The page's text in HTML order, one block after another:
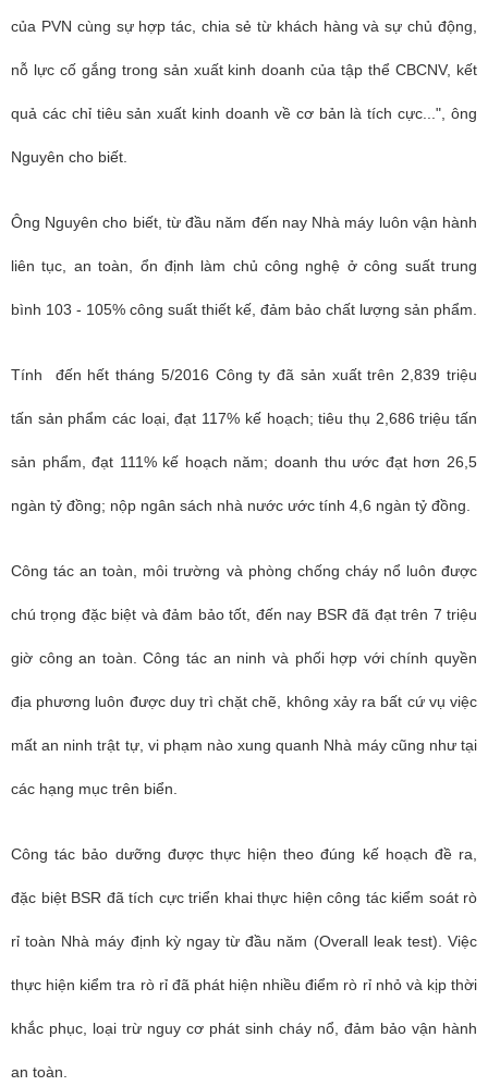
của PVN cùng sự hợp tác, chia sẻ từ khách hàng và sự chủ động,
nỗ lực cố gắng trong sản xuất kinh doanh của tập thể CBCNV, kết
quả các chỉ tiêu sản xuất kinh doanh về cơ bản là tích cực...", ông
Nguyên cho biết.
Ông Nguyên cho biết, từ đầu năm đến nay Nhà máy luôn vận hành
liên tục, an toàn, ổn định làm chủ công nghệ ở công suất trung
bình 103 - 105% công suất thiết kế, đảm bảo chất lượng sản phẩm.
Tính đến hết tháng 5/2016 Công ty đã sản xuất trên 2,839 triệu
tấn sản phẩm các loại, đạt 117% kế hoạch; tiêu thụ 2,686 triệu tấn
sản phẩm, đạt 111% kế hoạch năm; doanh thu ước đạt hơn 26,5
ngàn tỷ đồng; nộp ngân sách nhà nước ước tính 4,6 ngàn tỷ đồng.
Công tác an toàn, môi trường và phòng chống cháy nổ luôn được
chú trọng đặc biệt và đảm bảo tốt, đến nay BSR đã đạt trên 7 triệu
giờ công an toàn. Công tác an ninh và phối hợp với chính quyền
địa phương luôn được duy trì chặt chẽ, không xảy ra bất cứ vụ việc
mất an ninh trật tự, vi phạm nào xung quanh Nhà máy cũng như tại
các hạng mục trên biển.
Công tác bảo dưỡng được thực hiện theo đúng kế hoạch đề ra,
đặc biệt BSR đã tích cực triển khai thực hiện công tác kiểm soát rò
rỉ toàn Nhà máy định kỳ ngay từ đầu năm (Overall leak test). Việc
thực hiện kiểm tra rò rỉ đã phát hiện nhiều điểm rò rỉ nhỏ và kịp thời
khắc phục, loại trừ nguy cơ phát sinh cháy nổ, đảm bảo vận hành
an toàn.